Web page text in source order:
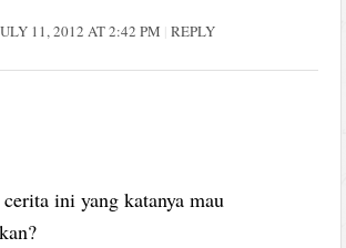
11, 2012 AT 2:42 PM REPLY
ini yang katanya mau